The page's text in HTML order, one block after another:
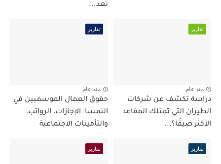
تعد...
تقارير
منذ عام
دراسة تكشف عن شركات
الطيران التي تمتلك المقاعد
الأكثر ضيقًا؟...
تقارير
منذ عام
حقوق العمال الموسميين في
النمسا: الإجازات، الرواتب،
والتأمينات الاجتماعية
تقارير تقارير